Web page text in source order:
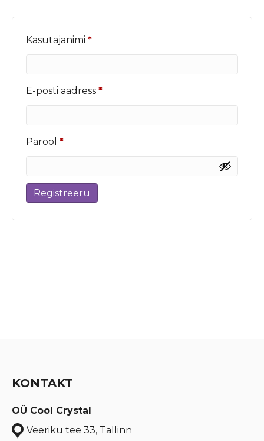
Kasutajanimi *Nõutud
E-posti aadress *Nõutud
Parool *Nõutud
Registreeru
KONTAKT
OÜ Cool Crystal
Veeriku tee 33, Tallinn